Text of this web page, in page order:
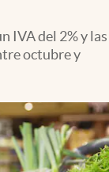
IVA del 2% y las
octubre y